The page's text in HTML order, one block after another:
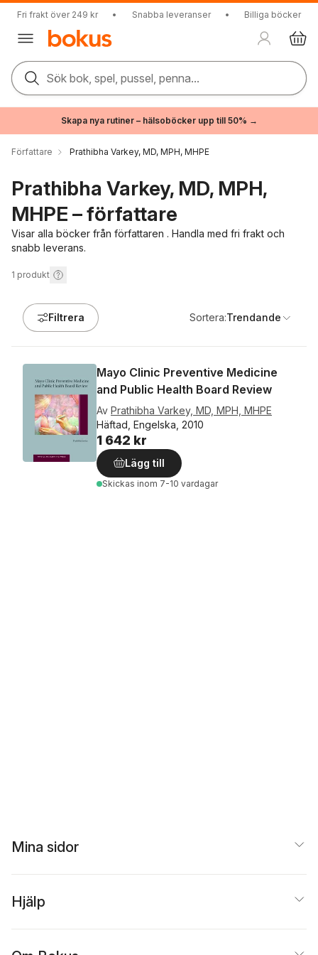
Fri frakt över 249 kr • Snabba leveranser • Billiga böcker
Sök bok, spel, pussel, penna...
Skapa nya rutiner – hälsoböcker upp till 50% →
Författare Prathibha Varkey, MD, MPH, MHPE
Prathibha Varkey, MD, MPH,
MHPE – författare
Visar alla böcker från författaren . Handla med fri frakt och
snabb leverans.
1 produkt
Filtrera Sortera:Trendande
Mayo Clinic Preventive Medicine
and Public Health Board Review
Av Prathibha Varkey, MD, MPH, MHPE
Häftad, Engelska, 2010
1 642 kr
Lägg till
Skickas inom 7-10 vardagar
Mina sidor
Hjälp